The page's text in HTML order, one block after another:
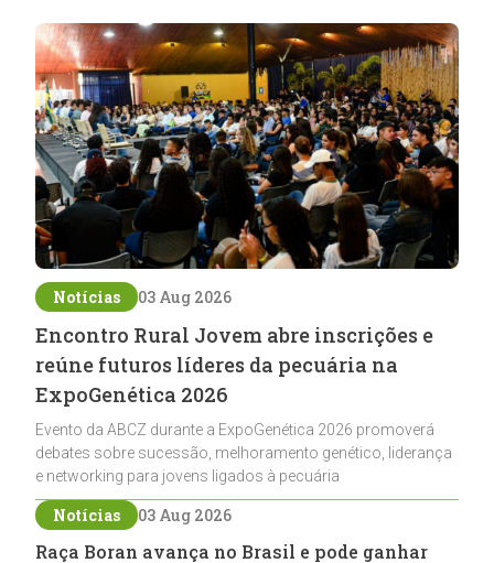
Notícias 03 Aug 2026
Encontro Rural Jovem abre inscrições e
reúne futuros líderes da pecuária na
ExpoGenética 2026
Evento da ABCZ durante a ExpoGenética 2026 promoverá
debates sobre sucessão, melhoramento genético, liderança
e networking para jovens ligados à pecuária
Notícias 03 Aug 2026
Raça Boran avança no Brasil e pode ganhar